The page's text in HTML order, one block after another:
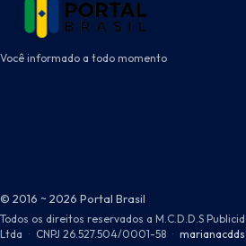
Você informado a todo momento
© 2016 ~ 2026 Portal Brasil
Todos os direitos reservados a M.C.D.D.S
Ltda · CNPJ 26.527.504/0001-58 ·